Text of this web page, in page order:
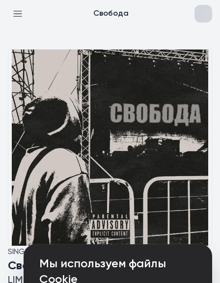
Мы используем файлы
Cookie
Свобода
SINGLE
Свобода
LIMCHA